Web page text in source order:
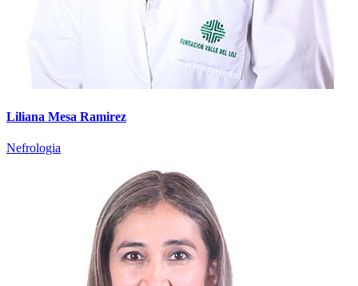
Liliana Mesa Ramirez
Nefrologia